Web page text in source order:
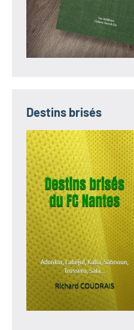
Destins brisés